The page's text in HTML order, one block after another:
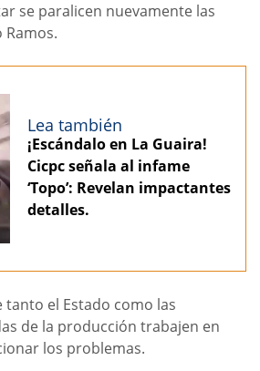
se paralicen nuevamente las
Ramos.
Lea también
¡Escándalo en La Guaira!
Cicpc señala al infame
‘Topo’: Revelan impactantes
detalles.
tanto el Estado como las
de la producción trabajen en
los problemas.